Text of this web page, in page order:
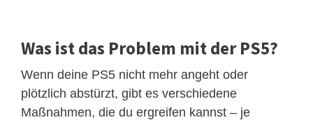
Was ist das Problem mit der PS5?
Wenn deine PS5 nicht mehr angeht oder
plötzlich abstürzt, gibt es verschiedene
Maßnahmen, die du ergreifen kannst – je